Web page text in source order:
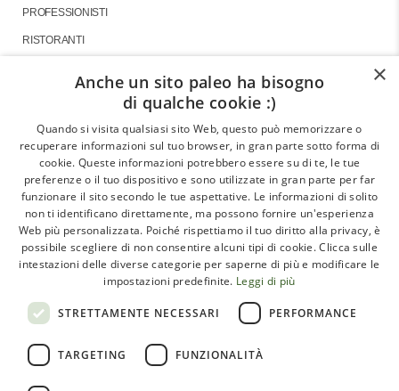
PROFESSIONISTI
RISTORANTI
GLI ARTICOLI
LE INTERVISTE
CHI SIAMO
CONTATTI
Paleoadvisor.net è un progetto di Francesca Pietrobon e
(RM) Italy – C.F. PTRFNC91T67l407X
×
Anche un sito paleo ha bisogno
di qualche cookie :)
Quando si visita qualsiasi sito Web, questo può memorizzare o
recuperare informazioni sul tuo browser, in gran parte sotto forma di
cookie. Queste informazioni potrebbero essere su di te, le tue
preferenze o il tuo dispositivo e sono utilizzate in gran parte per far
funzionare il sito secondo le tue aspettative. Le informazioni di solito
non ti identificano direttamente, ma possono fornire un'esperienza
Web più personalizzata. Poiché rispettiamo il tuo diritto alla privacy, è
possibile scegliere di non consentire alcuni tipi di cookie. Clicca sulle
intestazioni delle diverse categorie per saperne di più e modificare le
impostazioni predefinite. Leggi di più
STRETTAMENTE NECESSARI PERFORMANCE
TARGETING FUNZIONALITÀ